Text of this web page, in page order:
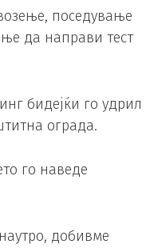
поседување
да направи тест
бидејќи го удрил
ограда.
го наведе
добивме